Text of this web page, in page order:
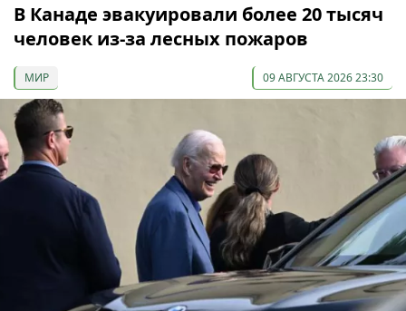
В Канаде эвакуировали более 20 тысяч
человек из-за лесных пожаров
МИР 09 АВГУСТА 2026 23:30